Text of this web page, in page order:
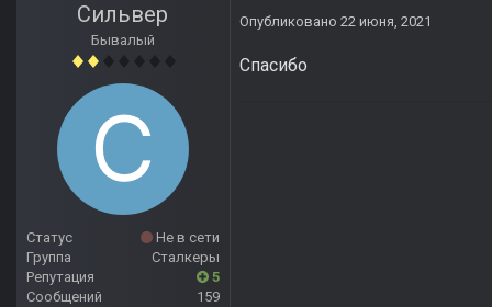
Сильвер
Бывалый
Статус
Не в сети
Группа
Сталкеры
Репутация
5
Сообщений
159
Опубликовано 22 июня, 2021
Спасибо